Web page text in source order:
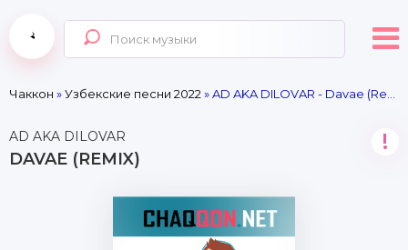
Чаккон »Узбекские песни 2022 » AD AKA DILOVAR - Davae (Remix)
AD AKA DILOVAR
DAVAE (REMIX)
!